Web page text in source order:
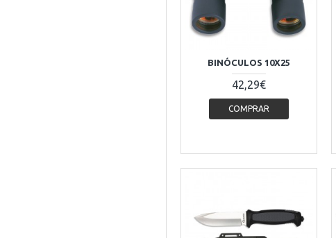
BINÓCULOS 10X25
42,29€
COMPRAR